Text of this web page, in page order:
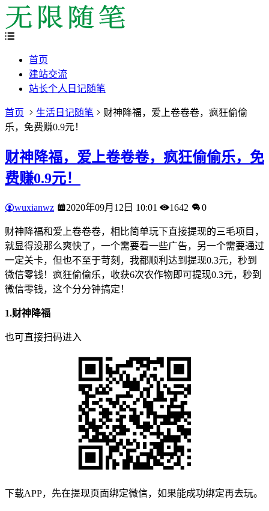
首页
建站交流
站长个人日记随笔
首页 生活日记随笔
财神降福，爱上卷卷卷，疯狂偷偷
乐，免费赚0.9元！
财神降福，爱上卷卷卷，疯狂偷偷乐，免
费赚0.9元！
wuxianwz 2020年09月12日 10:01 1642 0
财神降福和爱上卷卷卷，相比简单玩下直接提现的三毛项目，
就显得没那么爽快了，一个需要看一些广告，另一个需要通过
一定关卡，但也不至于苛刻，我都顺利达到提现0.3元，秒到
微信零钱！疯狂偷偷乐，收获6次农作物即可提现0.3元，秒到
微信零钱，这个分分钟搞定！
1.财神降福
也可直接扫码进入
下载APP，先在提现页面绑定微信，如果能成功绑定再去玩。